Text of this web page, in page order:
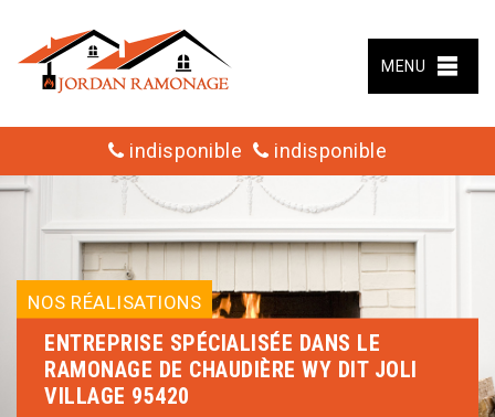
MENU
indisponible indisponible
NOS RÉALISATIONS
ENTREPRISE SPÉCIALISÉE DANS LE
RAMONAGE DE CHAUDIÈRE WY DIT JOLI
VILLAGE 95420